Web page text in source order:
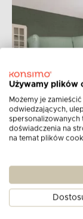
Kolekcja
Używamy plików
Możemy je
odwiedzających,
spersonalizowanych
doświadczenia na
na temat plików